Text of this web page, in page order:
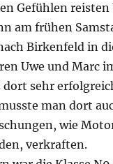
Gefühlen reisten
am frühen
Birkenfeld in
Uwe und Marc
dort sehr
man dort
wie
verkraften.